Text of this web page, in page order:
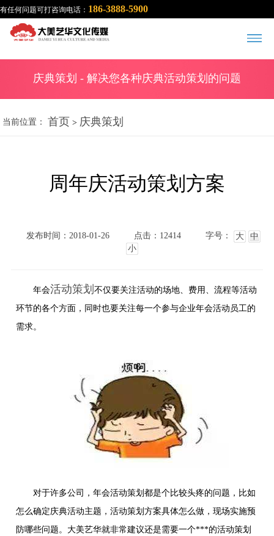
有任何问题可打咨询电话： 186-3888-5900
庆典策划 - 解决您各种庆典活动策划的问题
当前位置： 首页 > 庆典策划
周年庆活动策划方案
发布时间：2018-01-26 点击：12414 字号： 大
中
小
年会活动策划不仅要关注活动的场地、费用、流程等活动
环节的各个方面，同时也要关注每一个参与企业年会活动员工的
需求。
对于许多公司，年会活动策划都是个比较头疼的问题，比如
怎么确定庆典活动主题，活动策划方案具体怎么做，现场实施预
防哪些问题。大美艺华就非常建议还是需要一个***的活动策划